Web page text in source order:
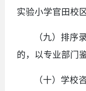
实验小学官田校区
（九）排序
的，以专业部门
（十）学校